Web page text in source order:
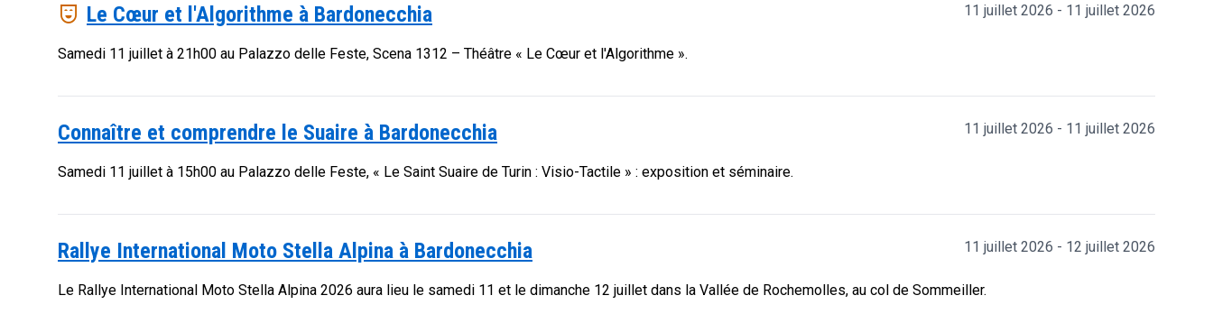
comedy_mask Le Cœur et l'Algorithme à Bardonecchia 11 juillet 2026 - 11 juillet 2026
Samedi 11 juillet à 21h00 au Palazzo delle Feste, Scena 1312 – Théâtre « Le Cœur et l'Algorithme ».
Connaître et comprendre le Suaire à Bardonecchia 11 juillet 2026 - 11 juillet 2026
Samedi 11 juillet à 15h00 au Palazzo delle Feste, « Le Saint Suaire de Turin : Visio-Tactile » : exposition et séminaire.
Rallye International Moto Stella Alpina à Bardonecchia 11 juillet 2026 - 12 juillet 2026
Le Rallye International Moto Stella Alpina 2026 aura lieu le samedi 11 et le dimanche 12 juillet dans la Vallée de Rochemolles, au col de Sommeiller.